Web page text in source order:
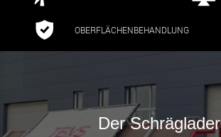
OBERFLÄCHENBEHANDLUNG
Der Schräglader